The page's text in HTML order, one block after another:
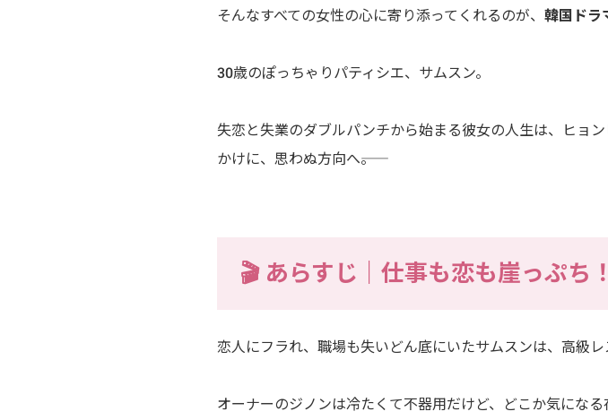
そんなすべての女性の心に寄り添ってくれるのが、 韓国ドラ
30歳のぽっちゃりパティシエ、サムスン。
失恋と失業のダブルパンチから始まる彼女の人生は、ヒョ
かけに、思わぬ方向へ――。
🎬 あらすじ｜仕事も恋も崖っぷち
恋人にフラれ、職場も失いどん底にいたサムスンは、高級
オーナーのジノンは冷たくて不器用だけど、どこか気になる